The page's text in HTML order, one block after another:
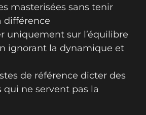
masterisées sans tenir
différence
uniquement sur l’équilibre
ignorant la dynamique et
de référence dicter des
qui ne servent pas la